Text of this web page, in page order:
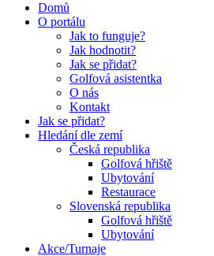
Domů
O portálu
Jak to funguje?
Jak hodnotit?
Jak se přidat?
Golfová asistentka
O nás
Kontakt
Jak se přidat?
Hledání dle zemí
Česká republika
Golfová hřiště
Ubytování
Restaurace
Slovenská republika
Golfová hřiště
Ubytování
Akce/Turnaje